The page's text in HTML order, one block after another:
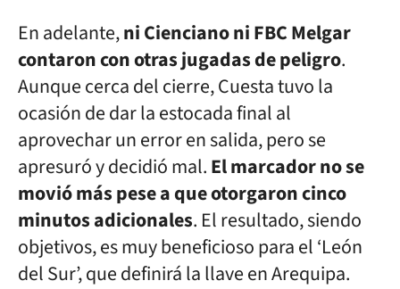
En adelante,ni Cienciano ni FBC Melgar
contaron con otras jugadas de peligro.
Aunque cerca del cierre, Cuesta tuvo la
ocasión de dar la estocada final al
aprovechar un error en salida, pero se
apresuró y decidió mal.El marcador no se
movió más pese a que otorgaron cinco
minutos adicionales. El resultado, siendo
objetivos, es muy beneficioso para el ‘León
del Sur’, que definirá la llave en Arequipa.